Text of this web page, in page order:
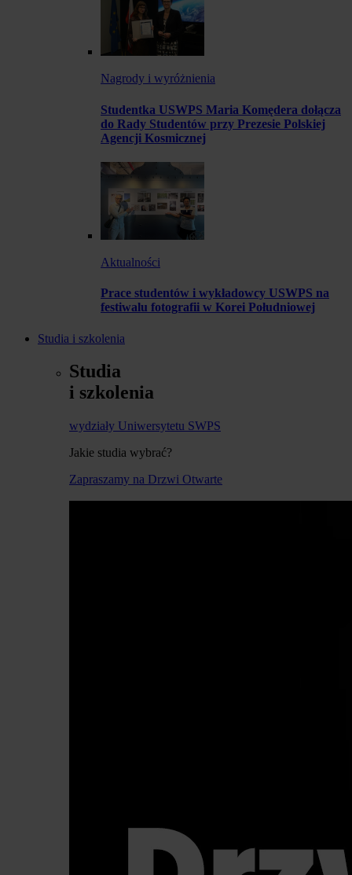
Nagrody i wyróżnienia
Studentka USWPS Maria Komędera dołącza
do Rady Studentów przy Prezesie Polskiej
Agencji Kosmicznej
Aktualności
Prace studentów i wykładowcy USWPS na
festiwalu fotografii w Korei Południowej
Studia i szkolenia
Studia
i szkolenia
wydziały Uniwersytetu SWPS
Jakie studia wybrać?
Zapraszamy na Drzwi Otwarte